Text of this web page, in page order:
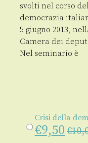
svolti nel corso
democrazia
5 giugno 2013,
Camera dei
Nel seminario è
Crisi della
€9,50 €